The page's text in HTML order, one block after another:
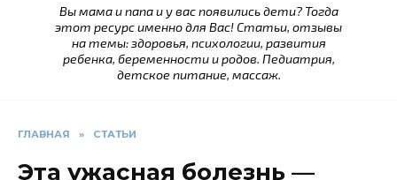
Вы мама и папа и у вас появились дети? Тогда
этот ресурс именно для Вас! Статьи, отзывы
на темы: здоровья, психологии, развития
ребенка, беременности и родов. Педиатрия,
детское питание, массаж.
ГЛАВНАЯ » СТАТЬИ
Эта ужасная болезнь —